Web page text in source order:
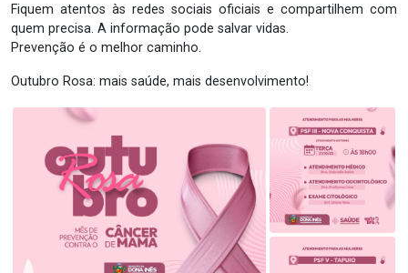
Fiquem atentos às redes sociais oficiais e compartilhem com
quem precisa. A informação pode salvar vidas.
Prevenção é o melhor caminho.
Outubro Rosa: mais saúde, mais desenvolvimento!